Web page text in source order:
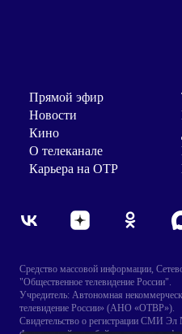
Средство массовой информации,
"Общественное телевидение России".
Учредитель: Автономная
телевидение России» (АНО «ОТВР»).
Свидетельство о регистрации СМИ
Прямой эфир
Новости
Кино
О телеканале
Карьера на ОТР